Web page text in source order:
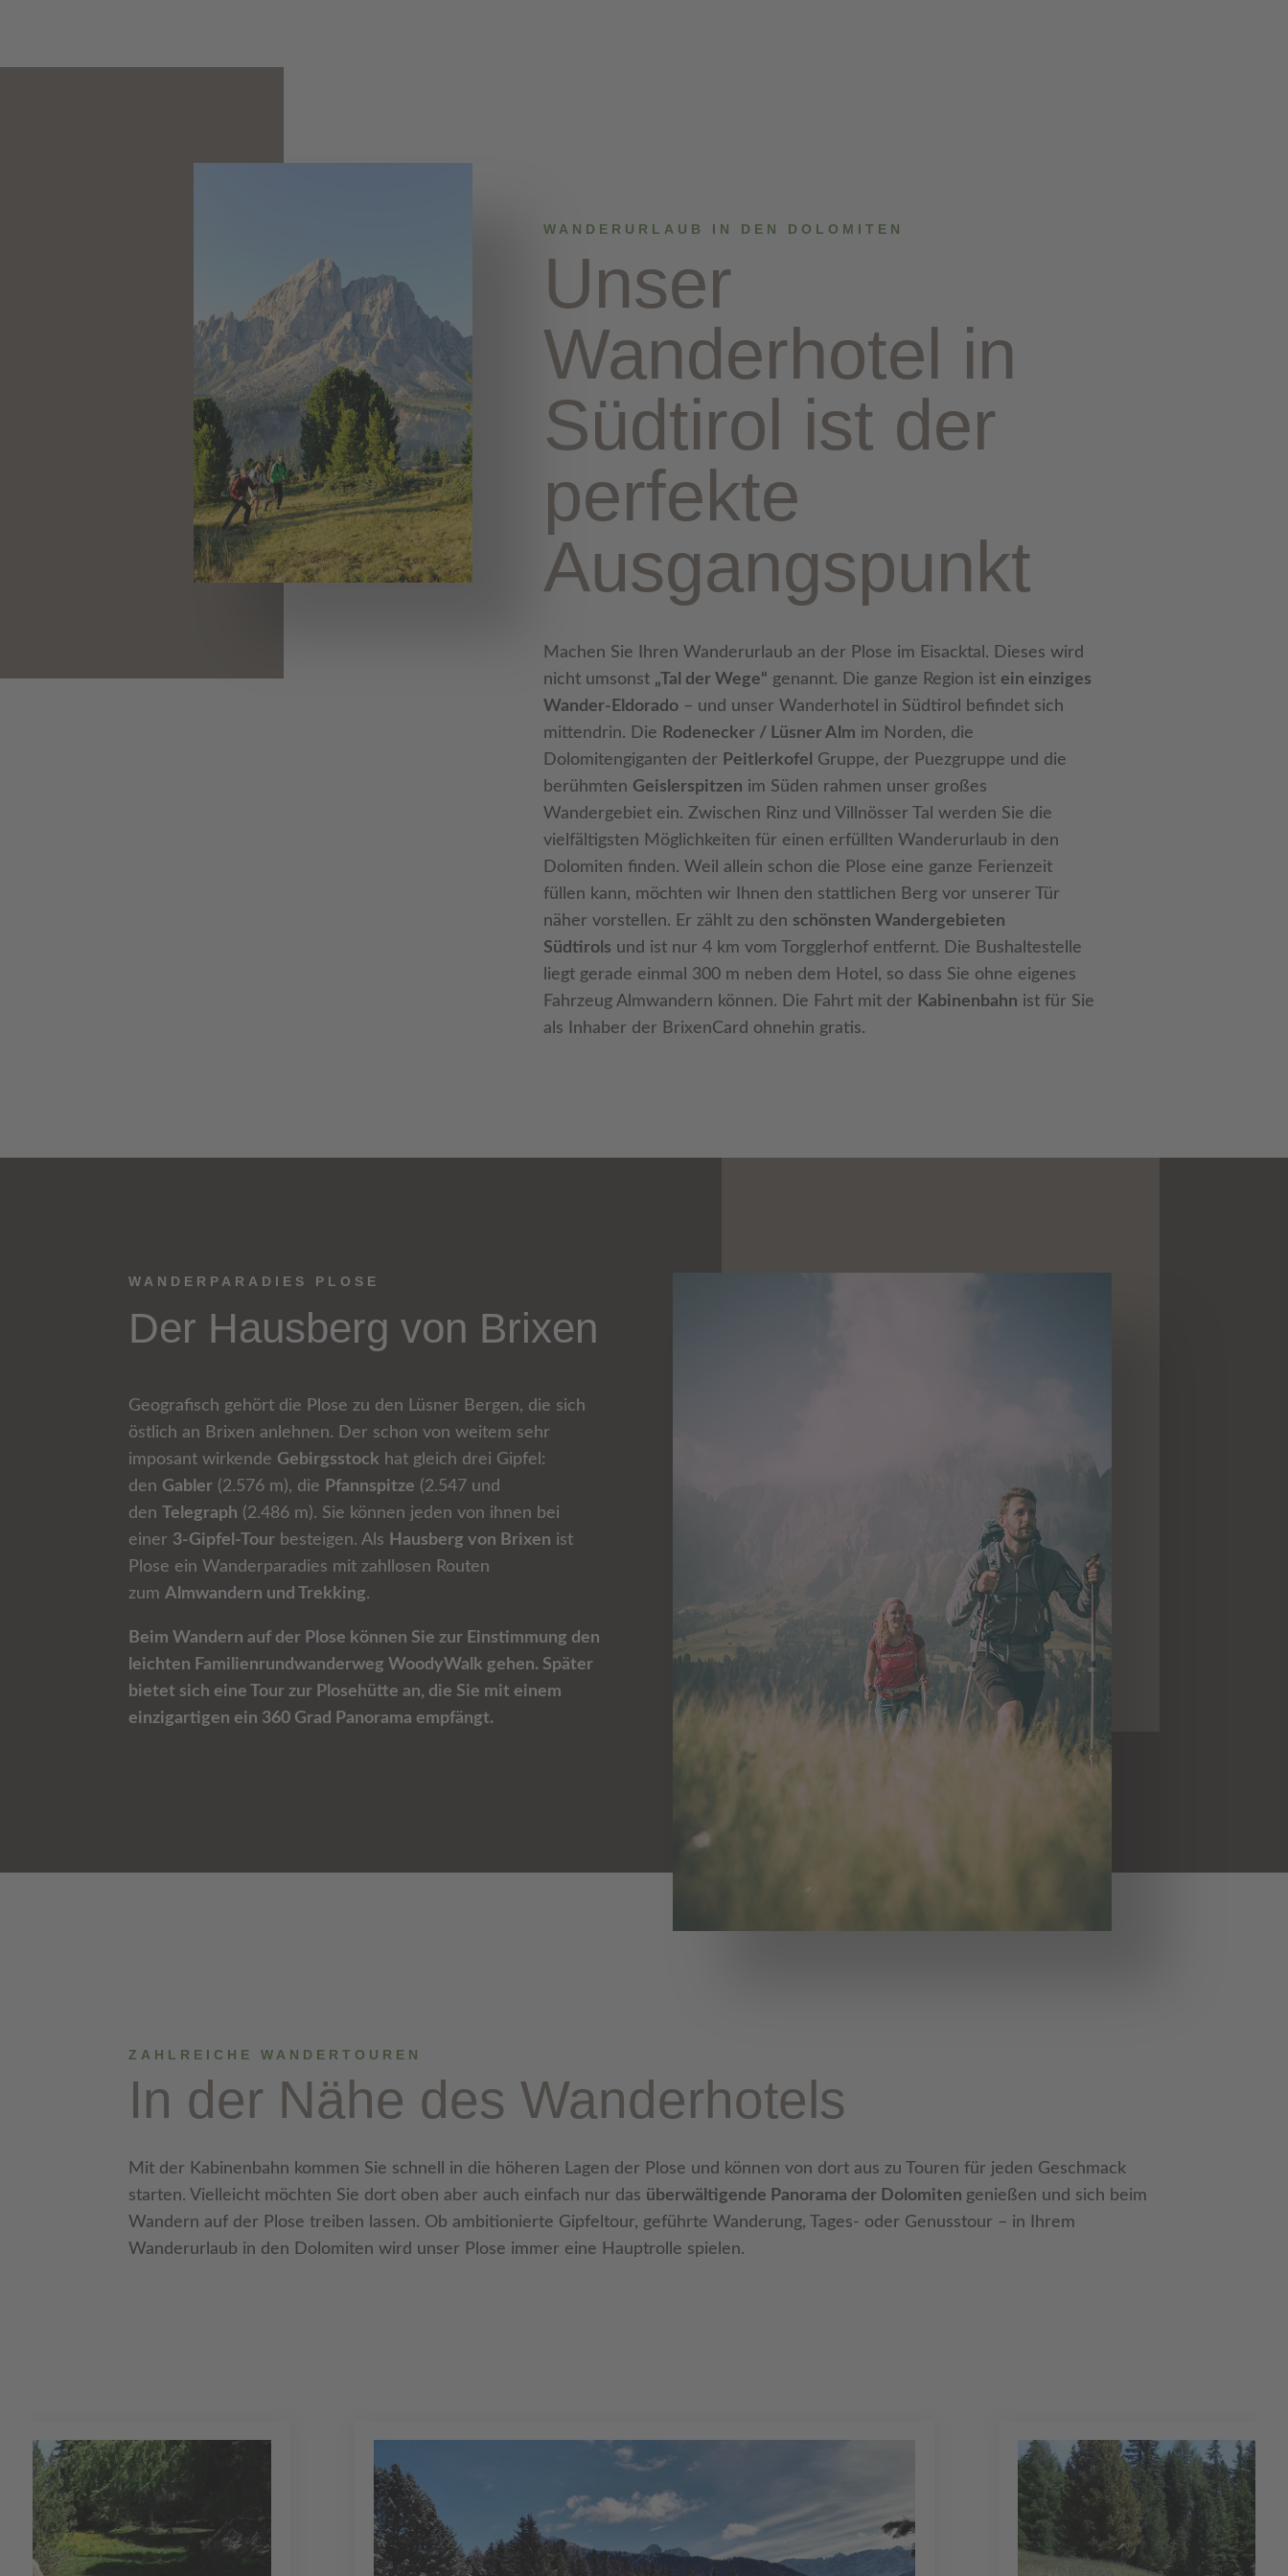
WANDERURLAUB IN DEN DOLOMITEN
Unser
Wanderhotel in
Südtirol ist der
perfekte
Ausgangspunkt
Machen Sie Ihren Wanderurlaub an der Plose im Eisacktal. Dieses wird
nicht umsonst „Tal der Wege“ genannt. Die ganze Region ist ein einziges
Wander-Eldorado – und unser Wanderhotel in Südtirol befindet sich
mittendrin. Die Rodenecker / Lüsner Alm im Norden, die
Dolomitengiganten der Peitlerkofel
Gruppe, der Puezgruppe und die
berühmten Geislerspitzen im Süden rahmen unser großes
Wandergebiet ein. Zwischen Rinz und Villnösser Tal werden Sie die
vielfältigsten Möglichkeiten für einen erfüllten Wanderurlaub in den
Dolomiten finden. Weil allein schon die Plose eine ganze Ferienzeit
füllen kann, möchten wir Ihnen den stattlichen Berg vor unserer Tür
näher vorstellen. Er zählt zu den schönsten Wandergebieten
Südtirols und ist nur 4 km vom Torgglerhof entfernt. Die Bushaltestelle
liegt gerade einmal 300 m neben dem Hotel, so dass Sie ohne eigenes
Fahrzeug Almwandern können. Die Fahrt mit der Kabinenbahn ist für Sie
als Inhaber der BrixenCard ohnehin gratis.
WANDERPARADIES PLOSE
Der Hausberg von Brixen
Geografisch gehört die Plose zu den Lüsner Bergen, die sich
östlich an Brixen anlehnen. Der schon von weitem sehr
imposant wirkende Gebirgsstock hat gleich drei Gipfel:
den Gabler (2.576 m), die Pfannspitze (2.547 und
den
Telegraph (2.486 m). Sie können jeden von ihnen bei
einer 3-Gipfel-Tour besteigen. Als Hausberg von Brixen ist
Plose ein Wanderparadies mit zahllosen Routen
zumAlmwandern und Trekking.
Beim Wandern auf der Plose können Sie zur Einstimmung den
leichten Familienrundwanderweg WoodyWalk gehen. Später
bietet sich eine Tour zur Plosehütte an, die Sie mit einem
einzigartigen ein 360 Grad Panorama empfängt.
ZAHLREICHE WANDERTOUREN
In der Nähe des Wanderhotels
Mit der Kabinenbahn kommen Sie schnell in die höheren Lagen der Plose und können von dort aus zu Touren für jeden Geschmack
starten. Vielleicht möchten Sie dort oben aber auch einfach nur das überwältigende Panorama der Dolomiten genießen und sich beim
Wandern auf der Plose treiben lassen. Ob ambitionierte Gipfeltour, geführte Wanderung, Tages- oder Genusstour – in Ihrem
Wanderurlaub in den Dolomiten wird unser Plose immer eine Hauptrolle spielen.